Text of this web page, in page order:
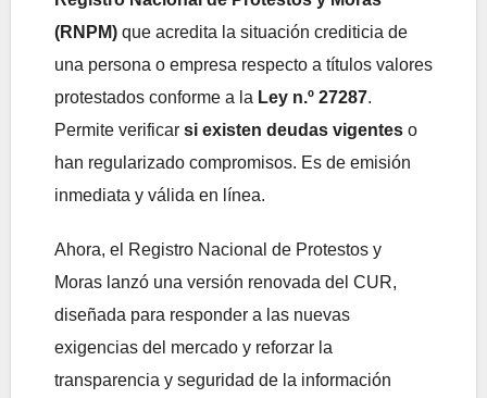
(RNPM) que acredita la situación crediticia de
una persona o empresa respecto a títulos valores
protestados conforme a la Ley n.º 27287.
Permite verificar si existen deudas vigentes o
han regularizado compromisos. Es de emisión
inmediata y válida en línea.
Ahora, el Registro Nacional de Protestos y
Moras lanzó una versión renovada del CUR,
diseñada para responder a las nuevas
exigencias del mercado y reforzar la
transparencia y seguridad de la información